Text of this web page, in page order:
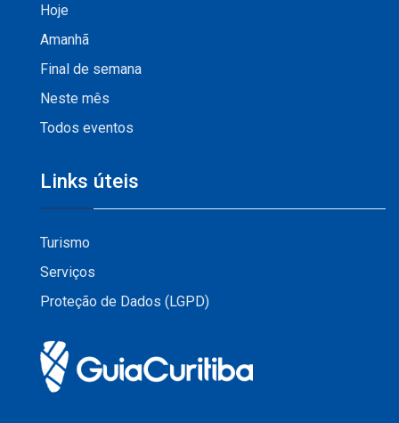
Hoje
Amanhã
Final de semana
Neste mês
Todos eventos
Links úteis
Turismo
Serviços
Proteção de Dados (LGPD)